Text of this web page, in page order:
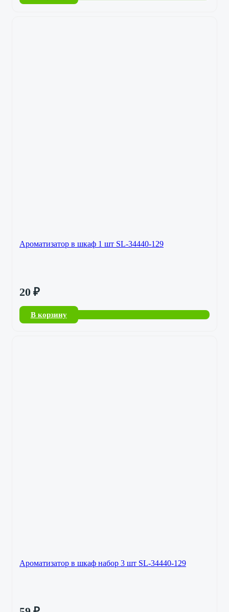
Ароматизатор в шкаф 1 шт SL-34440-129
20 ₽
В корзину
Ароматизатор в шкаф набор 3 шт SL-34440-129